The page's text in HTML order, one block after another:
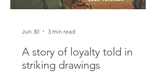
A story of loyalty told in
striking drawings
Jun 30 3 min read